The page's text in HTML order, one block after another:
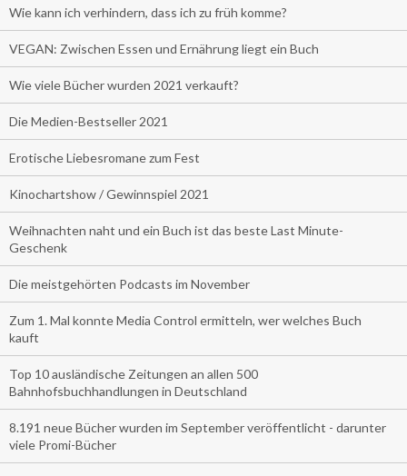
Wie kann ich verhindern, dass ich zu früh komme?
VEGAN: Zwischen Essen und Ernährung liegt ein Buch
Wie viele Bücher wurden 2021 verkauft?
Die Medien-Bestseller 2021
Erotische Liebesromane zum Fest
Kinochartshow / Gewinnspiel 2021
Weihnachten naht und ein Buch ist das beste Last Minute-
Geschenk
Die meistgehörten Podcasts im November
Zum 1. Mal konnte Media Control ermitteln, wer welches Buch
kauft
Top 10 ausländische Zeitungen an allen 500
Bahnhofsbuchhandlungen in Deutschland
8.191 neue Bücher wurden im September veröffentlicht - darunter
viele Promi-Bücher